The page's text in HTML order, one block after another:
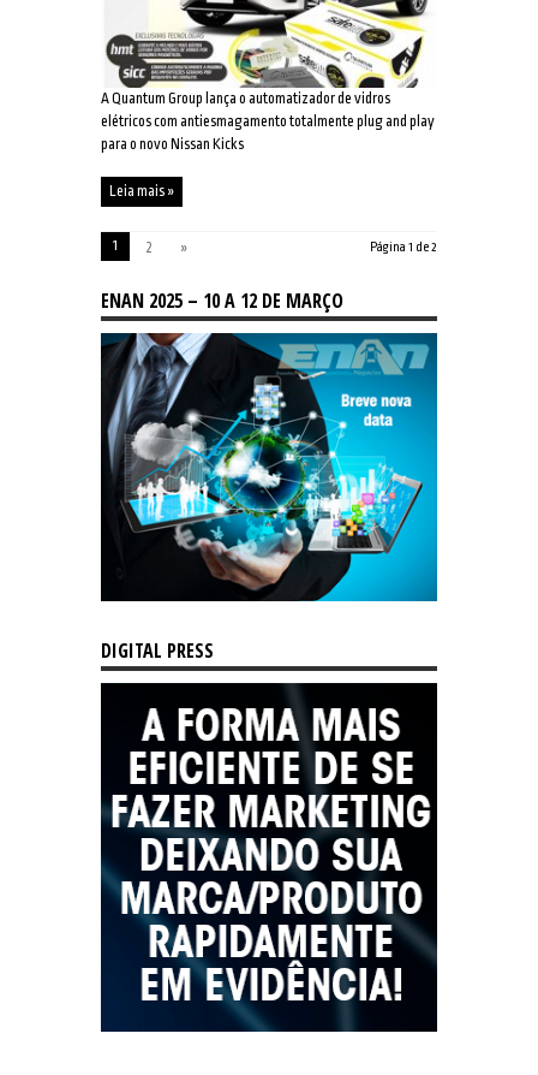
A Quantum Group lança o automatizador de vidros
elétricos com antiesmagamento totalmente plug and play
para o novo Nissan Kicks
Leia mais »
Página 1 de 2
1 2 »
ENAN 2025 – 10 A 12 DE MARÇO
DIGITAL PRESS